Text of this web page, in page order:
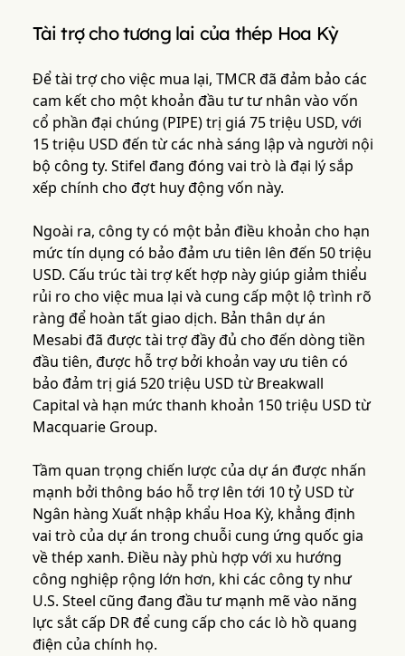
Tài trợ cho tương lai của thép Hoa Kỳ
Để tài trợ cho việc mua lại, TMCR đã đảm bảo các
cam kết cho một khoản đầu tư tư nhân vào vốn
cổ phần đại chúng (PIPE) trị giá 75 triệu USD, với
15 triệu USD đến từ các nhà sáng lập và người nội
bộ công ty. Stifel đang đóng vai trò là đại lý sắp
xếp chính cho đợt huy động vốn này.
Ngoài ra, công ty có một bản điều khoản cho hạn
mức tín dụng có bảo đảm ưu tiên lên đến 50 triệu
USD. Cấu trúc tài trợ kết hợp này giúp giảm thiểu
rủi ro cho việc mua lại và cung cấp một lộ trình rõ
ràng để hoàn tất giao dịch. Bản thân dự án
Mesabi đã được tài trợ đầy đủ cho đến dòng tiền
đầu tiên, được hỗ trợ bởi khoản vay ưu tiên có
bảo đảm trị giá 520 triệu USD từ Breakwall
Capital và hạn mức thanh khoản 150 triệu USD từ
Macquarie Group.
Tầm quan trọng chiến lược của dự án được nhấn
mạnh bởi thông báo hỗ trợ lên tới 10 tỷ USD từ
Ngân hàng Xuất nhập khẩu Hoa Kỳ, khẳng định
vai trò của dự án trong chuỗi cung ứng quốc gia
về thép xanh. Điều này phù hợp với xu hướng
công nghiệp rộng lớn hơn, khi các công ty như
U.S. Steel cũng đang đầu tư mạnh mẽ vào năng
lực sắt cấp DR để cung cấp cho các lò hồ quang
điện của chính họ.